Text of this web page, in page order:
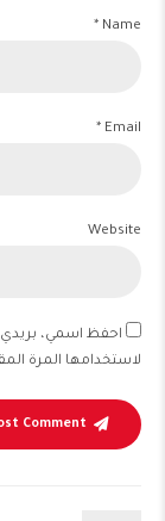
Name *
Email *
Website
احفظ اسمي، بريدي
لاستخدامها المرة
Comment